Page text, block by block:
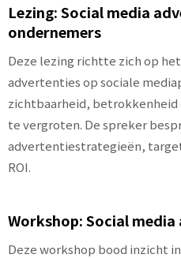
Lezing: Social media
ondernemers
Deze lezing richtte zich op
advertenties op sociale
zichtbaarheid, betrokkenheid
te vergroten. De spreker
advertentiestrategieën,
ROI.
Workshop: Social
Deze workshop bood inzicht